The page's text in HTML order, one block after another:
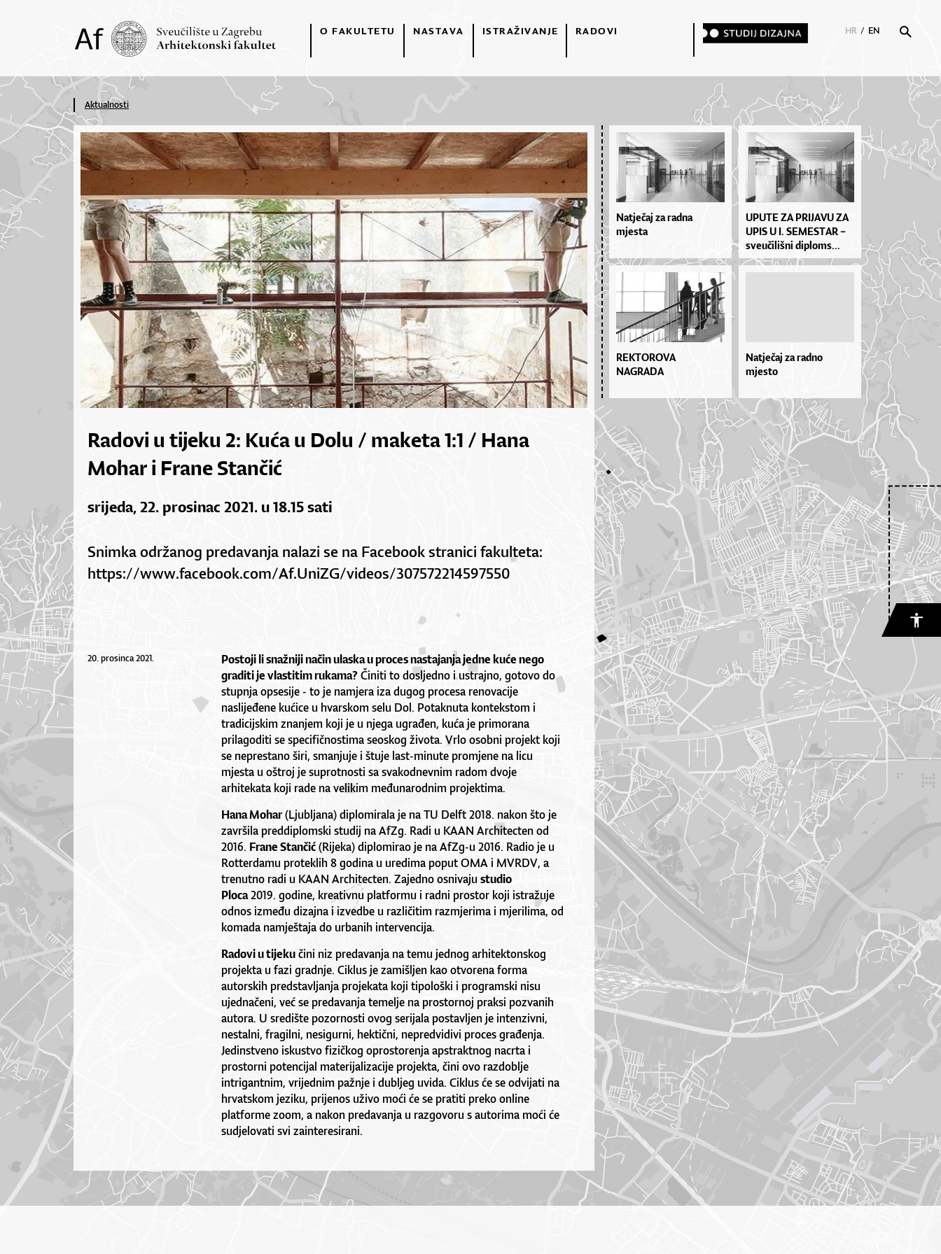
O FAKULTETU NASTAVA ISTRAŽIVANJE RADOVI HR / EN
Aktualnosti
Radovi u tijeku 2: Kuća u Dolu / maketa 1:1 / Hana
Mohar i Frane Stančić
srijeda, 22. prosinac 2021. u 18.15 sati
Snimka održanog predavanja nalazi se na Facebook stranici fakulteta:
https://www.facebook.com/Af.UniZG/videos/307572214597550
20. prosinca 2021.
Postoji li snažniji način ulaska u proces nastajanja jedne kuće nego
graditi je vlastitim rukama?Činiti to dosljedno i ustrajno, gotovo do
stupnja opsesije - to je namjera iza dugog procesa renovacije
naslijeđene kućice u hvarskom selu Dol. Potaknuta kontekstom i
tradicijskim znanjem koji je u njega ugrađen, kuća je primorana
prilagoditi se specifičnostima seoskog života. Vrlo osobni projekt koji
se neprestano širi, smanjuje i štuje last-minute promjene na licu
mjesta u oštroj je suprotnosti sa svakodnevnim radom dvoje
arhitekata koji rade na velikim međunarodnim projektima.
Hana Mohar(Ljubljana) diplomirala je na TU Delft 2018. nakon što je
završila preddiplomski studij na AfZg. Radi u KAAN Architecten od
2016. Frane Stančić(Rijeka) diplomirao je na AfZg-u 2016. Radio je u
Rotterdamu proteklih 8 godina u uredima poput OMA i MVRDV, a
trenutno radi u KAAN Architecten. Zajedno osnivaju studio
Ploca2019. godine, kreativnu platformu i radni prostor koji istražuje
odnos između dizajna i izvedbe u različitim razmjerima i mjerilima, od
komada namještaja do urbanih intervencija.
Radovi u tijekučini niz predavanja na temu jednog arhitektonskog
projekta u fazi gradnje. Ciklus je zamišljen kao otvorena forma
autorskih predstavljanja projekata koji tipološki i programski nisu
ujednačeni, već se predavanja temelje na prostornoj praksi pozvanih
autora. U središte pozornosti ovog serijala postavljen je intenzivni,
nestalni, fragilni, nesigurni, hektični, nepredvidivi proces građenja.
Jedinstveno iskustvo fizičkog oprostorenja apstraktnog nacrta i
prostorni potencijal materijalizacije projekta, čini ovo razdoblje
intrigantnim, vrijednim pažnje i dubljeg uvida. Ciklus će se odvijati na
hrvatskom jeziku, prijenos uživo moći će se pratiti preko online
platforme zoom, a nakon predavanja u razgovoru s autorima moći će
sudjelovati svi zainteresirani.
Natječaj za radna
mjesta
UPU­TE ZA PRI­JA­VU ZA
UPIS U I. SE­MES­TAR –
sve­u­či­liš­ni di­plo­ms...
REKTOROVA
NAGRADA
Natječaj za radno
mjesto